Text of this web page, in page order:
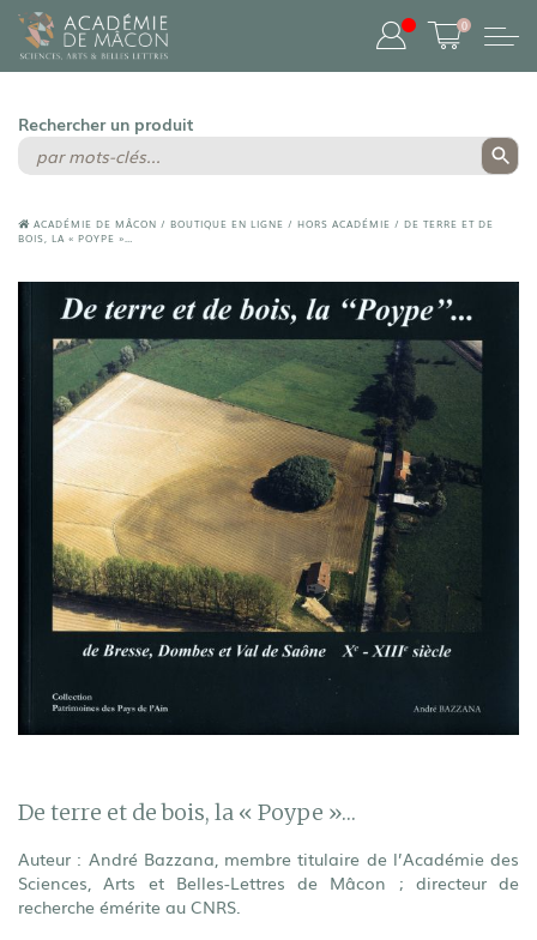
0
ACADÉMIE DE MÂCON / BOUTIQUE EN LIGNE / HORS ACADÉMIE / DE TERRE ET DE
BOIS, LA « POYPE »…
De terre et de bois, la « Poype »…
Auteur : André Bazzana, membre titulaire de l’Académie des
Sciences, Arts et Belles-Lettres de Mâcon ; directeur de
recherche émérite au CNRS.